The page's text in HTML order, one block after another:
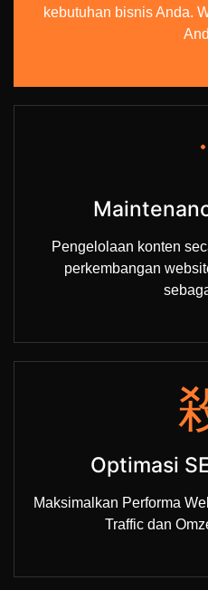
kebutuhan bisnis Anda.
Pengelolaan konten
perkembangan
Optimasi
Maksimalkan Performa
Traffic dan